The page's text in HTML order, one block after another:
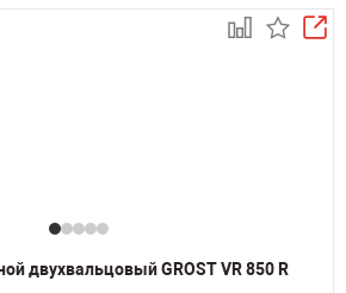
двухвальцовый GROST VR 850 R